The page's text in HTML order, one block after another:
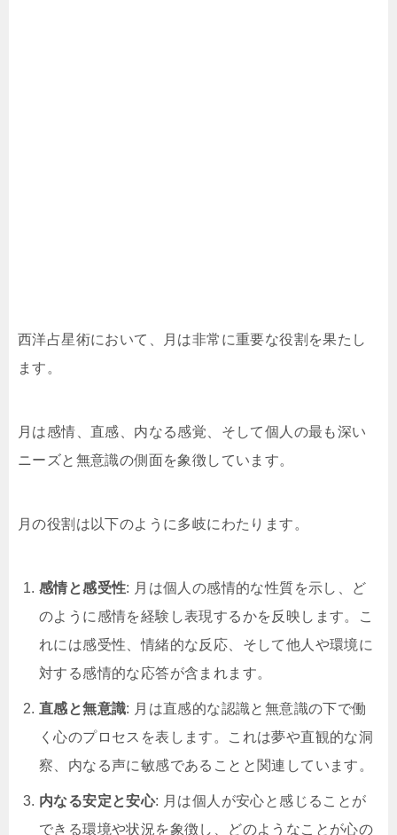
西洋占星術において、月は非常に重要な役割を果たし
ます。
月は感情、直感、内なる感覚、そして個人の最も深い
ニーズと無意識の側面を象徴しています。
月の役割は以下のように多岐にわたります。
感情と感受性: 月は個人の感情的な性質を示し、ど
のように感情を経験し表現するかを反映します。こ
れには感受性、情緒的な反応、そして他人や環境に
対する感情的な応答が含まれます。
直感と無意識: 月は直感的な認識と無意識の下で働
く心のプロセスを表します。これは夢や直観的な洞
察、内なる声に敏感であることと関連しています。
内なる安定と安心: 月は個人が安心と感じることが
できる環境や状況を象徴し、どのようなことが心の